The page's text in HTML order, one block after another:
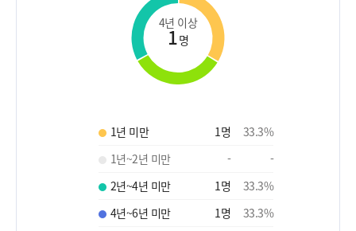
4년 이상
1명
1년 미만 1명 33.3%
1년~2년 미만
-
-
2년~4년 미만
1명 33.3%
4년~6년 미만
1명 33.3%